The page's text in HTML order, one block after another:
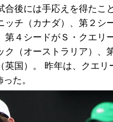
後には手応えを得たこ
チ（カナダ）、第２シ
４シードがＳ・クエリ
（オーストラリア）、
国）。 昨年は、クエ
た。